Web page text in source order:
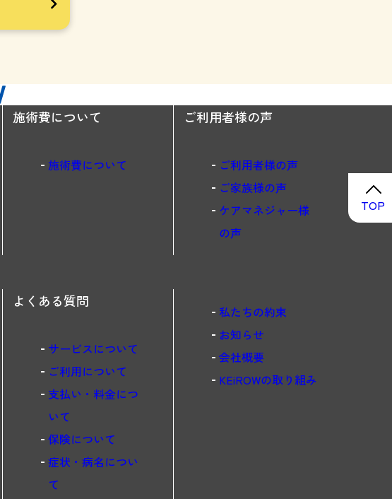
施術費について
施術費について
よくある質問
サービスについて
ご利用について
支払い・料金につ
いて
保険について
症状・病名につい
て
ご利用者様の声
ご利用者様の声
ご家族様の声
ケアマネジャー様
の声
私たちの約束
お知らせ
会社概要
KEiROWの取り組み
TOP